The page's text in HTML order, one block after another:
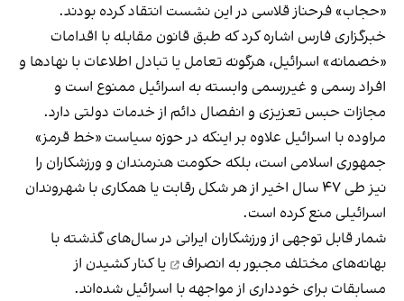
«حجاب» فرحناز قلاسی در این نشست انتقاد کرده بودند.
خبرگزاری فارس اشاره کرد که طبق قانون مقابله با اقدامات
«خصمانه» اسرائیل، هرگونه تعامل یا تبادل اطلاعات با نهادها و
افراد رسمی و غیررسمی وابسته به اسرائیل ممنوع است و
مجازات حبس تعزیزی و انفصال دائم از خدمات دولتی دارد.
مراوده با اسرائیل علاوه بر اینکه در حوزه سیاست «خط قرمز»
جمهوری اسلامی است، بلکه حکومت هنرمندان و ورزشکاران را
نیز طی ۴۷ سال اخیر از هر شکل رقابت یا همکاری با شهروندان
اسرائیلی منع کرده است.
شمار قابل توجهی از ورزشکاران ایرانی در سال‌های گذشته با
بهانه‌های مختلف مجبور به انصراف
یا کنار کشیدن از
مسابقات برای خودداری از مواجهه با اسرائیل شده‌اند.